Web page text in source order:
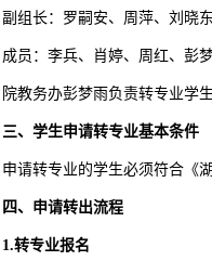
副组长：罗嗣安、周萍、刘晓
成员：李兵、肖婷、周红、彭
院教务办彭梦雨负责转专业学
三、学生申请转专业基本条件
申请转专业的学生必须符合《
四、申请转出流程
1.转专业报名